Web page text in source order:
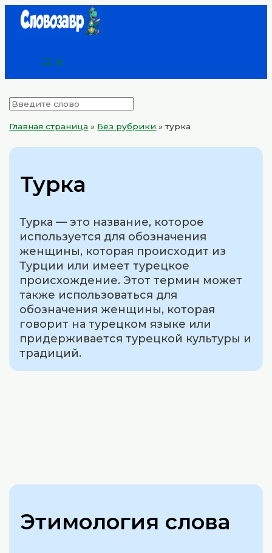
ПерейтиMain
Главная страница » Без рубрики »турка
Турка
Турка — это название, которое
используется для обозначения
женщины, которая происходит из
Турции или имеет турецкое
происхождение. Этот термин может
также использоваться для
обозначения женщины, которая
говорит на турецком языке или
придерживается турецкой культуры и
традиций.
Этимология слова